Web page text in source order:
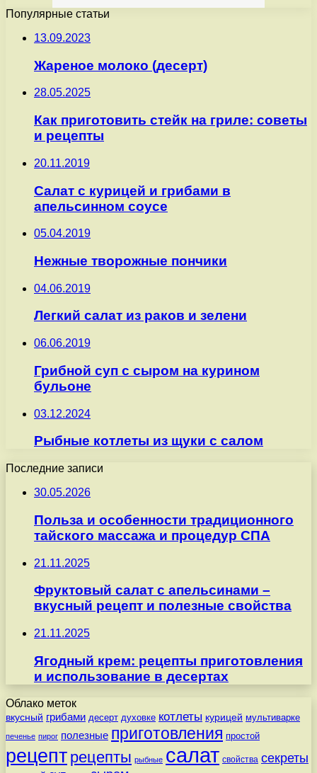
Популярные статьи
13.09.2023
Жареное молоко (десерт)
28.05.2025
Как приготовить стейк на гриле: советы
и рецепты
20.11.2019
Салат с курицей и грибами в
апельсинном соусе
05.04.2019
Нежные творожные пончики
04.06.2019
Легкий салат из раков и зелени
06.06.2019
Грибной суп с сыром на курином
бульоне
03.12.2024
Рыбные котлеты из щуки с салом
Последние записи
30.05.2026
Польза и особенности традиционного
тайского массажа и процедур СПА
21.11.2025
Фруктовый салат с апельсинами –
вкусный рецепт и полезные свойства
21.11.2025
Ягодный крем: рецепты приготовления
и использование в десертах
Облако меток
вкусный грибами десерт духовке котлеты курицей мультиварке
печенье пирог полезные приготовления простой
рецепт рецепты рыбные салат свойства секреты